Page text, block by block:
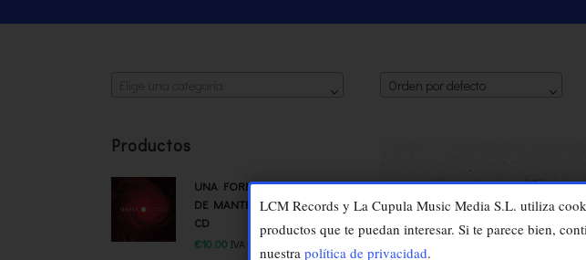
Productos
UNA FORMA HURACANADA
DE MANTENER LA CALMA -
CD
€10.00 IVA incluido
Orden por defecto
LCM Records y La Cupula Music Media S.L. utiliza
productos que te puedan interesar. Si te parece bien,
nuestra política de privacidad.